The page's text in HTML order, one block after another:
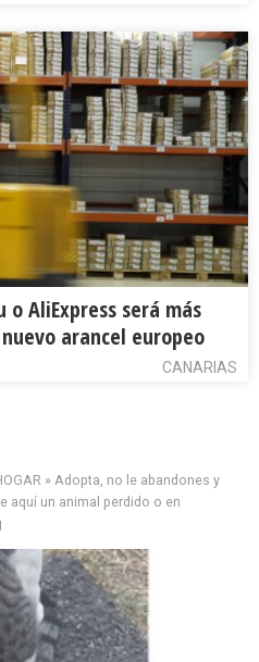
o AliExpress será más
arancel europeo
CANARIAS
» Adopta, no le abandones y
aquí un animal perdido o en